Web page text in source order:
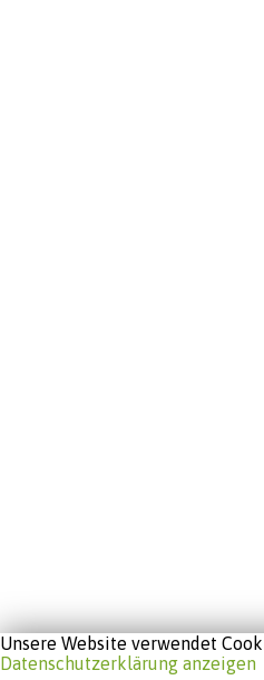
Unsere Website verwendet
Datenschutzerklärung anzeigen